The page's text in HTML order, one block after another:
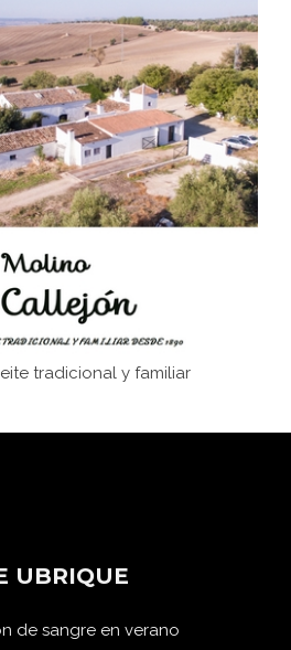
febrero-julio 1936
en el campo: del
poblado de Los Hurones
tradicional y familiar
UBRIQUE
de sangre en verano